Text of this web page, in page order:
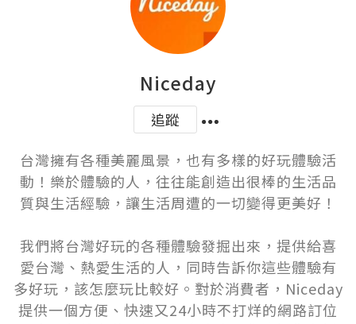
Niceday
追蹤
台灣擁有各種美麗風景，也有多樣的好玩體驗活
動！樂於體驗的人，往往能創造出很棒的生活品
質與生活經驗，讓生活周遭的一切變得更美好！
我們將台灣好玩的各種體驗發掘出來，提供給喜
愛台灣、熱愛生活的人，同時告訴你這些體驗有
多好玩，該怎麼玩比較好。對於消費者，Niceday
提供一個方便、快速又24小時不打烊的網路訂位